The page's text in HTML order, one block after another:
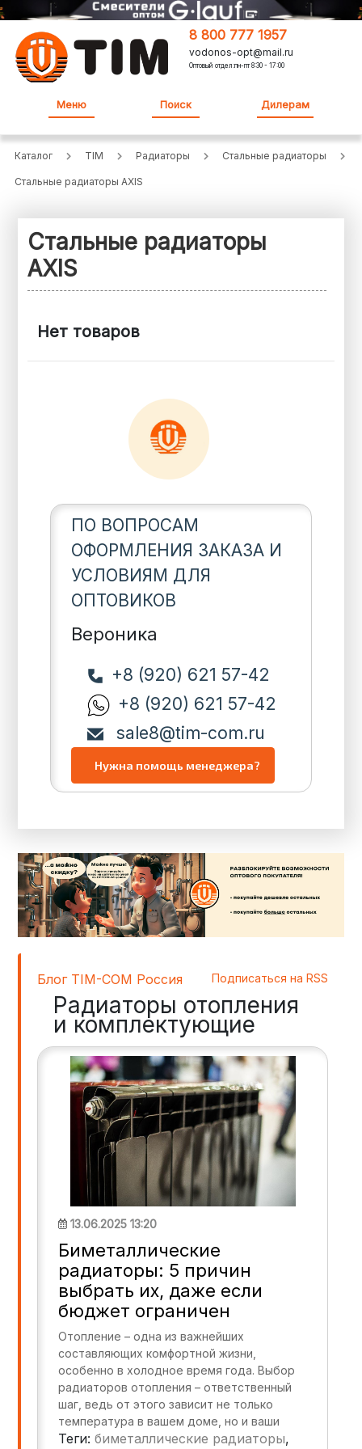
8 800 777 1957
vodonos-opt@mail.ru
Оптовый отдел:пн-пт 8:30 - 17:00
Меню Поиск Дилерам
Каталог TIM Радиаторы Стальные радиаторы
Стальные радиаторы AXIS
Стальные радиаторы
AXIS
Нет товаров
ПО ВОПРОСАМ
ОФОРМЛЕНИЯ ЗАКАЗА И
УСЛОВИЯМ ДЛЯ
ОПТОВИКОВ
Вероника
+8 (920) 621 57-42
+8 (920) 621 57-42
sale8@tim-com.ru
Блог TIM-COM Россия Подписаться на RSS
Радиаторы отопления
и комплектующие
13.06.2025 13:20
Биметаллические
радиаторы: 5 причин
выбрать их, даже если
бюджет ограничен
Отопление – одна из важнейших
составляющих комфортной жизни,
особенно в холодное время года. Выбор
радиаторов отопления – ответственный
шаг, ведь от этого зависит не только
температура в вашем доме, но и ваши
ежемесячные счета за коммунальные
Теги:биметаллические радиаторы,